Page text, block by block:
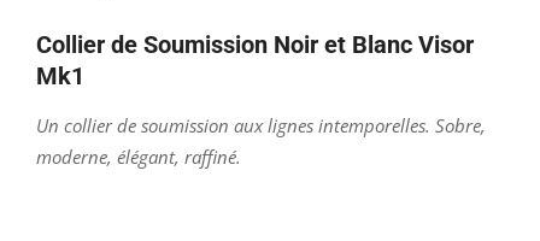
Collier de Soumission Noir et Blanc Visor
Mk1
Un collier de soumission aux lignes intemporelles. Sobre,
moderne, élégant, raffiné.